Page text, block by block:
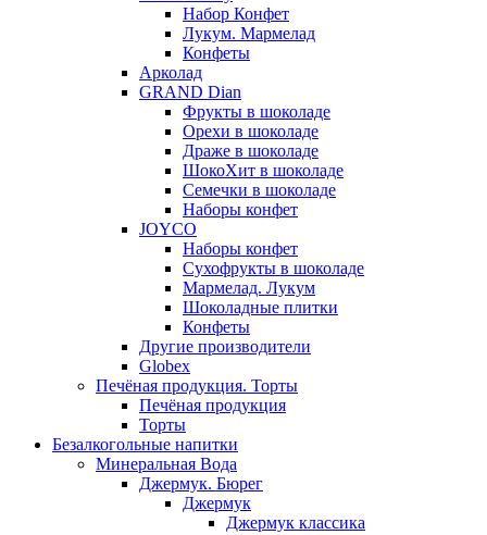
Набор Конфет
Лукум. Мармелад
Конфеты
Арколад
GRAND Dian
Фрукты в шоколаде
Орехи в шоколаде
Драже в шоколаде
ШокоХит в шоколаде
Семечки в шоколаде
Наборы конфет
JOYCO
Наборы конфет
Сухофрукты в шоколаде
Мармелад. Лукум
Шоколадные плитки
Конфеты
Другие производители
Globex
Печёная продукция. Торты
Печёная продукция
Торты
Безалкогольные напитки
Минеральная Вода
Джермук. Бюрег
Джермук
Джермук классика